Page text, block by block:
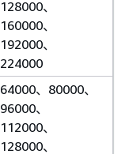
128000、
160000、
192000、
224000
64000、80000、
96000、
112000、
128000、